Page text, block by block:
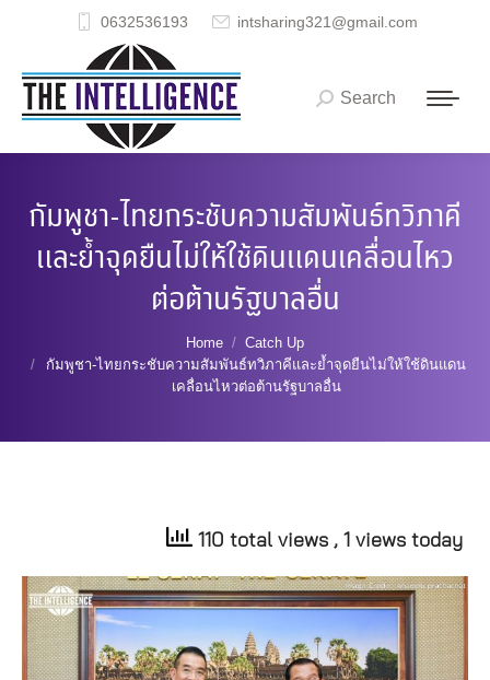
0632536193 intsharing321@gmail.com
Search:
Search
กัมพูชา-ไทยกระชับความสัมพันธ์ทวิภาคี
และย้ำจุดยืนไม่ให้ใช้ดินแดนเคลื่อนไหว
ต่อต้านรัฐบาลอื่น
Home
Catch Up
กัมพูชา-ไทยกระชับความสัมพันธ์ทวิภาคีและย้ำจุดยืนไม่ให้ใช้ดินแดน
เคลื่อนไหวต่อต้านรัฐบาลอื่น
110 total views , 1 views today